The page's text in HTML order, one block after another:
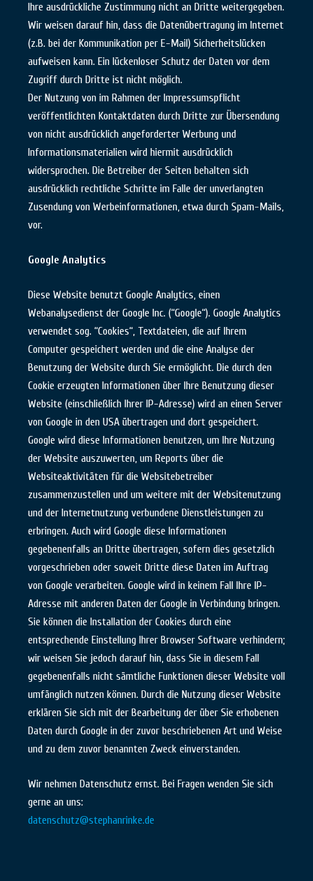
Ihre ausdrückliche Zustimmung nicht an Dritte weitergegeben.
Wir weisen darauf hin, dass die Datenübertragung im Internet
(z.B. bei der Kommunikation per E-Mail) Sicherheitslücken
aufweisen kann. Ein lückenloser Schutz der Daten vor dem
Zugriff durch Dritte ist nicht möglich.
Der Nutzung von im Rahmen der Impressumspflicht
veröffentlichten Kontaktdaten durch Dritte zur Übersendung
von nicht ausdrücklich angeforderter Werbung und
Informationsmaterialien wird hiermit ausdrücklich
widersprochen. Die Betreiber der Seiten behalten sich
ausdrücklich rechtliche Schritte im Falle der unverlangten
Zusendung von Werbeinformationen, etwa durch Spam-Mails,
vor.
Google Analytics
Diese Website benutzt Google Analytics, einen
Webanalysedienst der Google Inc. (“Google“). Google Analytics
verwendet sog. “Cookies“, Textdateien, die auf Ihrem
Computer gespeichert werden und die eine Analyse der
Benutzung der Website durch Sie ermöglicht. Die durch den
Cookie erzeugten Informationen über Ihre Benutzung dieser
Website (einschließlich Ihrer IP-Adresse) wird an einen Server
von Google in den USA übertragen und dort gespeichert.
Google wird diese Informationen benutzen, um Ihre Nutzung
der Website auszuwerten, um Reports über die
Websiteaktivitäten für die Websitebetreiber
zusammenzustellen und um weitere mit der Websitenutzung
und der Internetnutzung verbundene Dienstleistungen zu
erbringen. Auch wird Google diese Informationen
gegebenenfalls an Dritte übertragen, sofern dies gesetzlich
vorgeschrieben oder soweit Dritte diese Daten im Auftrag
von Google verarbeiten. Google wird in keinem Fall Ihre IP-
Adresse mit anderen Daten der Google in Verbindung bringen.
Sie können die Installation der Cookies durch eine
entsprechende Einstellung Ihrer Browser Software verhindern;
wir weisen Sie jedoch darauf hin, dass Sie in diesem Fall
gegebenenfalls nicht sämtliche Funktionen dieser Website voll
umfänglich nutzen können. Durch die Nutzung dieser Website
erklären Sie sich mit der Bearbeitung der über Sie erhobenen
Daten durch Google in der zuvor beschriebenen Art und Weise
und zu dem zuvor benannten Zweck einverstanden.
Wir nehmen Datenschutz ernst. Bei Fragen wenden Sie sich
gerne an uns:
datenschutz@stephanrinke.de